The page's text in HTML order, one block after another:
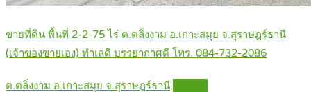
ขายที่ดิน พื้นที่ 2-2-75 ไร่ ต.ตลิ่งงาม อ.เกาะสมุย จ.สุราษฎร์ธานี
(เจ้าของขายเอง) ทำเลดี บรรยากาศดี โทร. 084-732-2086
ต.ตลิ่งงาม อ.เกาะสมุย จ.สุราษฎร์ธานี